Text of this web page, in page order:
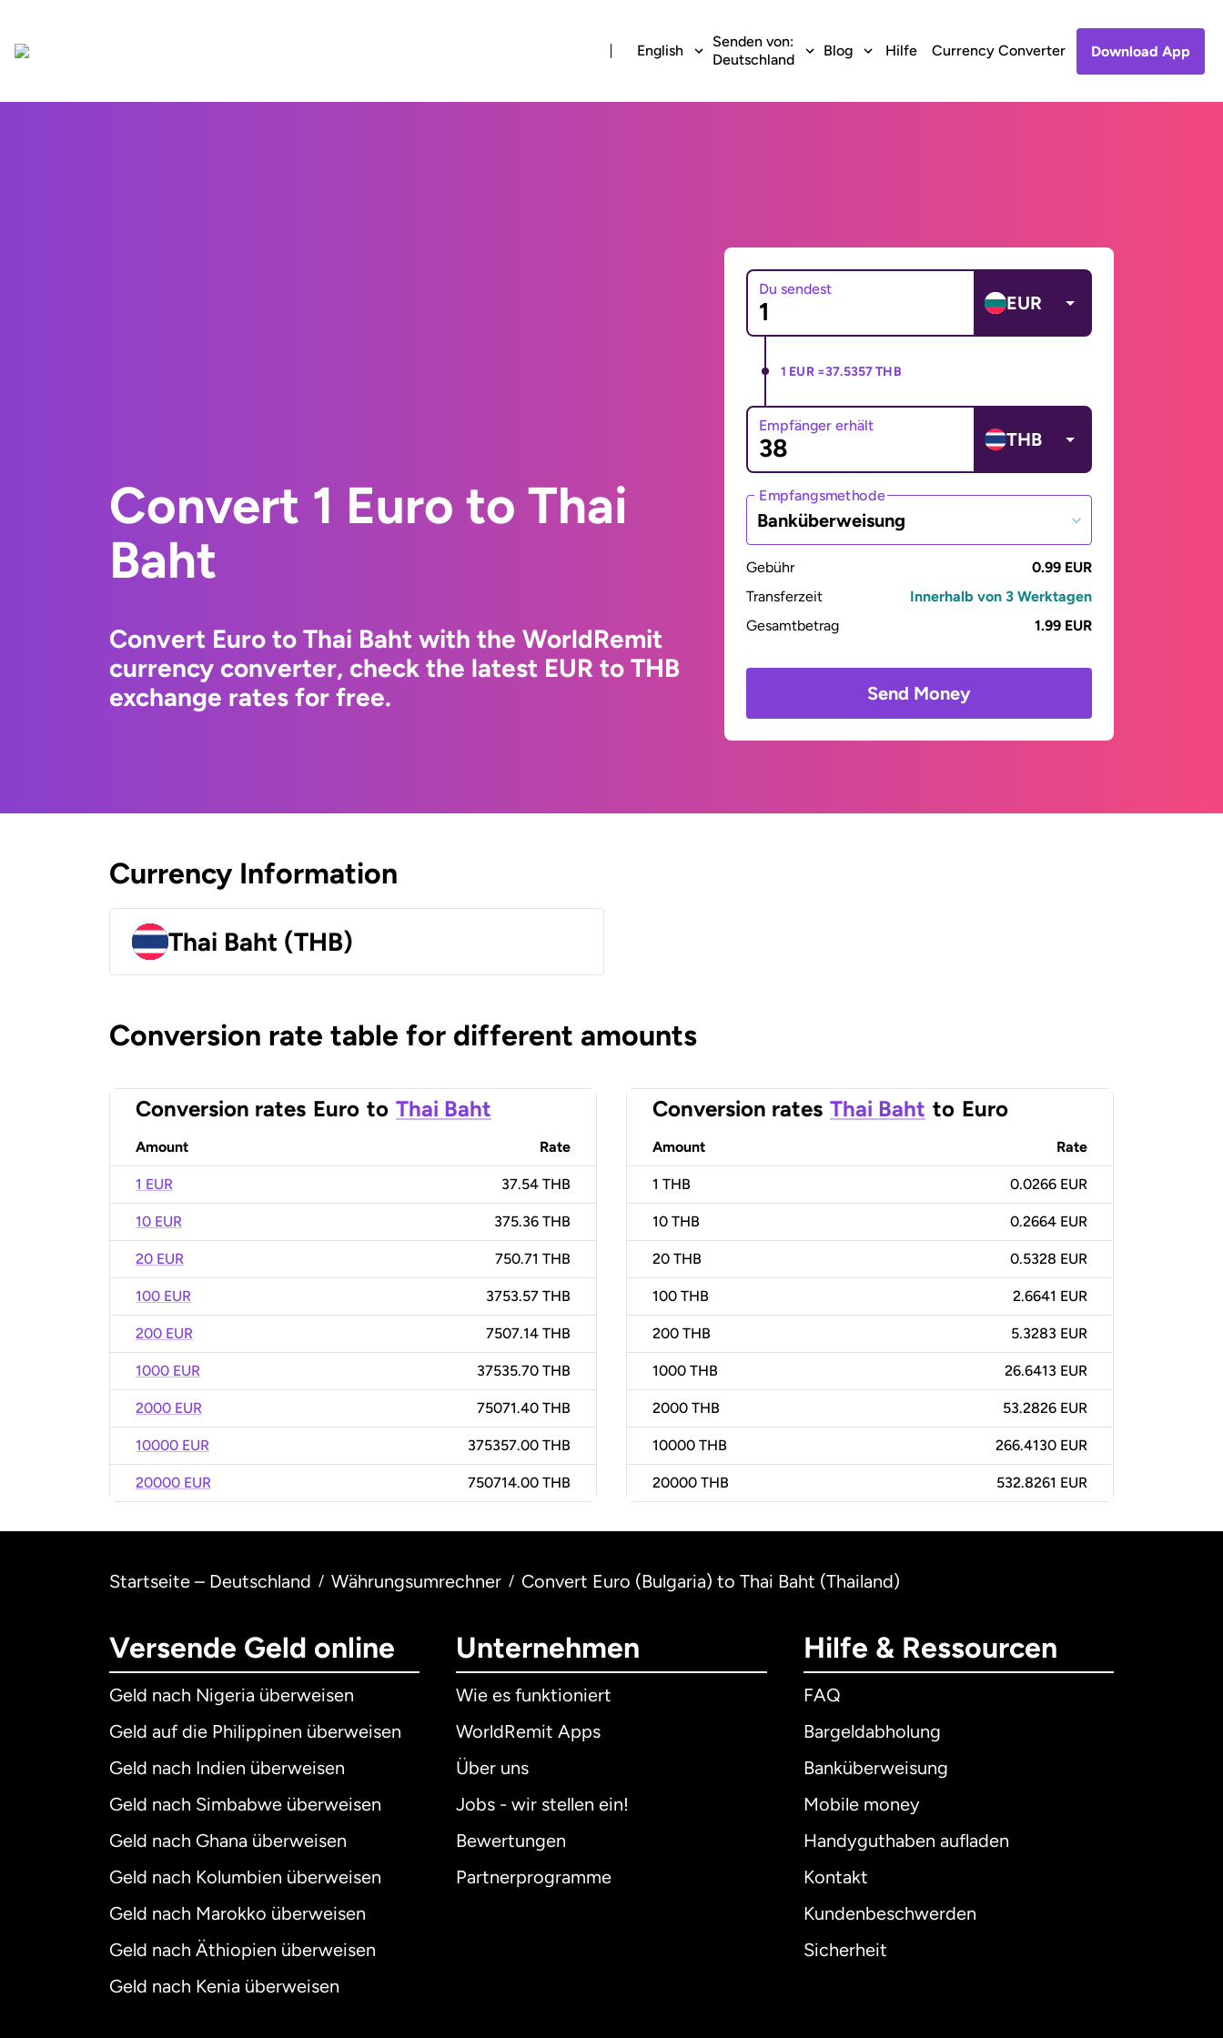
English
Senden von:
Deutschland
Blog Hilfe Currency Converter Download App
Convert 1 Euro to Thai
Baht
Convert Euro to Thai Baht with the WorldRemit
currency converter, check the latest EUR to THB
exchange rates for free.
Du sendest
EUR
1 EUR =37.5357 THB
Empfänger erhält
THB
Empfangsmethode
Banküberweisung
Gebühr
0.99 EUR
Transferzeit
Innerhalb von 3 Werktagen
Gesamtbetrag
1.99 EUR
Send Money
Currency Information
Thai Baht (THB)
Conversion rate table for different amounts
Conversion rates Euro to Thai Baht
Amount Rate
1 EUR 37.54 THB
10 EUR 375.36 THB
20 EUR 750.71 THB
100 EUR 3753.57 THB
200 EUR 7507.14 THB
1000 EUR 37535.70 THB
2000 EUR 75071.40 THB
10000 EUR 375357.00 THB
20000 EUR 750714.00 THB
Conversion rates Thai Baht to Euro
Amount Rate
1 THB 0.0266 EUR
10 THB 0.2664 EUR
20 THB 0.5328 EUR
100 THB 2.6641 EUR
200 THB 5.3283 EUR
1000 THB 26.6413 EUR
2000 THB 53.2826 EUR
10000 THB 266.4130 EUR
20000 THB 532.8261 EUR
Startseite – Deutschland / Währungsumrechner / Convert Euro (Bulgaria) to Thai Baht (Thailand)
Versende Geld online
Geld nach Nigeria überweisen
Geld auf die Philippinen überweisen
Geld nach Indien überweisen
Geld nach Simbabwe überweisen
Geld nach Ghana überweisen
Geld nach Kolumbien überweisen
Geld nach Marokko überweisen
Geld nach Äthiopien überweisen
Geld nach Kenia überweisen
Unternehmen
Wie es funktioniert
WorldRemit Apps
Über uns
Jobs - wir stellen ein!
Bewertungen
Partnerprogramme
Hilfe & Ressourcen
FAQ
Bargeldabholung
Banküberweisung
Mobile money
Handyguthaben aufladen
Kontakt
Kundenbeschwerden
Sicherheit